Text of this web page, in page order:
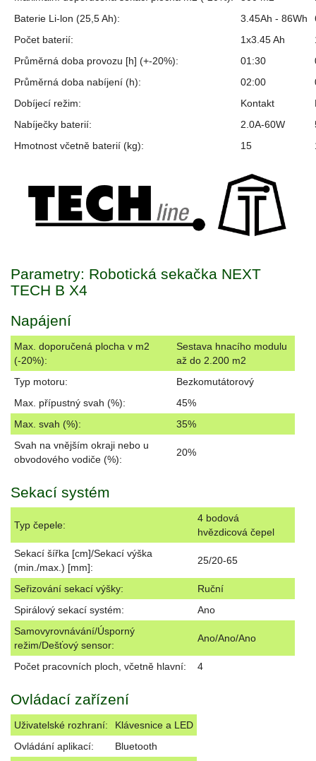
Baterie Li-lon (25,5 Ah):
3.45Ah - 86Wh
Počet baterií:
1x3.45 Ah
Průměrná doba provozu [h] (+-20%):
01:30
Průměrná doba nabíjení (h):
02:00
Dobíjecí režim:
Kontakt
Nabíječky baterií:
2.0A-60W
Hmotnost včetně baterií (kg):
15
Parametry: Robotická sekačka NEXT
TECH B X4
Napájení
Max. doporučená plocha v m2
(-20%):
Sestava hnacího modulu
až do 2.200 m2
Typ motoru:
Bezkomutátorový
Max. přípustný svah (%):
45%
Max. svah (%):
35%
Svah na vnějším okraji nebo u
obvodového vodiče (%):
20%
Sekací systém
Typ čepele:
4 bodová
hvězdicová čepel
Sekací šířka [cm]/Sekací výška
(min./max.) [mm]:
25/20-65
Seřizování sekací výšky:
Ruční
Spirálový sekací systém:
Ano
Samovyrovnávání/Úsporný
režim/Dešťový sensor:
Ano/Ano/Ano
Počet pracovních ploch, včetně hlavní: 4
Ovládací zařízení
Uživatelské rozhraní:
Klávesnice a LED
Ovládání aplikací:
Bluetooth